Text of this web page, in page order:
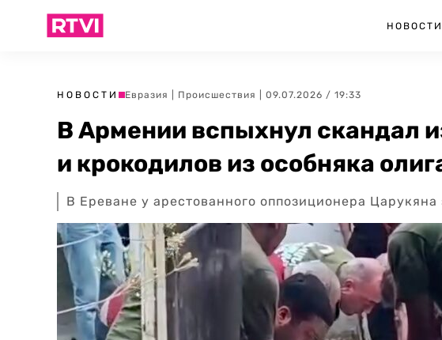
НОВОСТИ
НОВОСТИ Евразия Происшествия | 09.07.2026 / 19:33
В Армении вспыхнул скандал
и крокодилов из особняка
В Ереване у арестованного оппозиционера Царукяна